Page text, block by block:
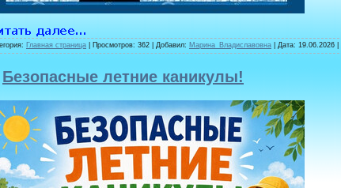
Главная страница | Просмотров: 362 | Добавил: Марина_Владиславовна | Дата: 19.06.2026
Безопасные летние каникулы!